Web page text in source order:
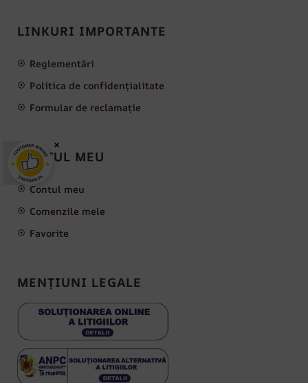
LINKURI IMPORTANTE
Reglementări
Politica de confidențialitate
Formular de reclamație
CONTUL MEU
Contul meu
Comenzile mele
Favorite
MENȚIUNI LEGALE
×